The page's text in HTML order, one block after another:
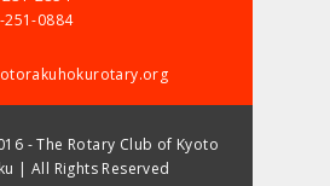
251-0884
- The Rotary Club of Kyoto
| All Rights Reserved